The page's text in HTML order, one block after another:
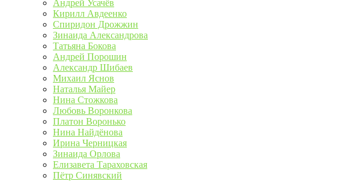
Андрей Усачёв
Кирилл Авдеенко
Спиридон Дрожжин
Зинаида Александрова
Татьяна Бокова
Андрей Порошин
Александр Шибаев
Михаил Яснов
Наталья Майер
Нина Стожкова
Любовь Воронкова
Платон Воронько
Нина Найдёнова
Ирина Черницкая
Зинаида Орлова
Елизавета Тараховская
Пётр Синявский